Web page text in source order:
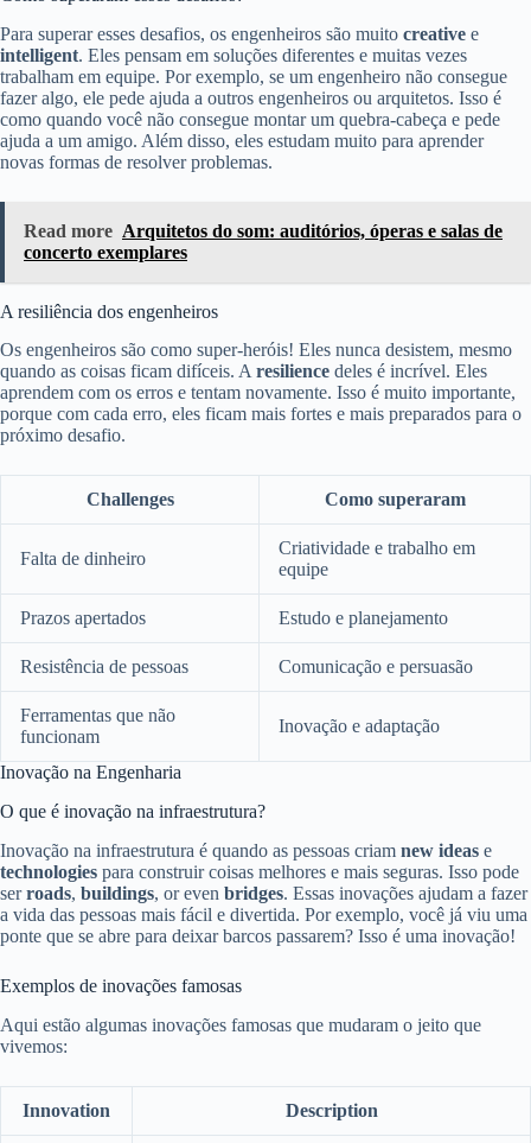
Para superar esses desafios, os engenheiros são muito creative e
intelligent. Eles pensam em soluções diferentes e muitas vezes
trabalham em equipe. Por exemplo, se um engenheiro não consegue
fazer algo, ele pede ajuda a outros engenheiros ou arquitetos. Isso é
como quando você não consegue montar um quebra-cabeça e pede
ajuda a um amigo. Além disso, eles estudam muito para aprender
novas formas de resolver problemas.
Read more Arquitetos do som: auditórios, óperas e salas de
concerto exemplares
A resiliência dos engenheiros
Os engenheiros são como super-heróis! Eles nunca desistem, mesmo
quando as coisas ficam difíceis. A resilience deles é incrível. Eles
aprendem com os erros e tentam novamente. Isso é muito importante,
porque com cada erro, eles ficam mais fortes e mais preparados para o
próximo desafio.
Challenges Como superaram
Falta de dinheiro
Criatividade e trabalho em
equipe
Prazos apertados Estudo e planejamento
Resistência de pessoas Comunicação e persuasão
Ferramentas que não
funcionam
Inovação e adaptação
Inovação na Engenharia
O que é inovação na infraestrutura?
Inovação na infraestrutura é quando as pessoas criam new ideas e
technologies para construir coisas melhores e mais seguras. Isso pode
serroads, buildings, or even bridges. Essas inovações ajudam a fazer
a vida das pessoas mais fácil e divertida. Por exemplo, você já viu uma
ponte que se abre para deixar barcos passarem? Isso é uma inovação!
Exemplos de inovações famosas
Aqui estão algumas inovações famosas que mudaram o jeito que
vivemos:
Innovation Description